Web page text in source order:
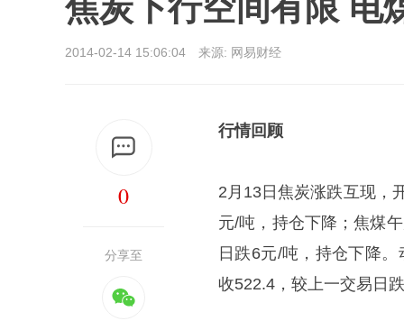
焦炭下行空间有限 电
2014-02-14 15:06:04 来源: 网易财经
0
分享至
行情回顾
2月13日焦炭涨跌互现，
元/吨，持仓下降；焦煤
日跌6元/吨，持仓下降
收522.4，较上一交易日